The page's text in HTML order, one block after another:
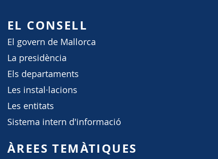
EL CONSELL
El govern de Mallorca
La presidència
Els departaments
Les instal·lacions
Les entitats
Sistema intern d'informació
ÀREES TEMÀTIQUES